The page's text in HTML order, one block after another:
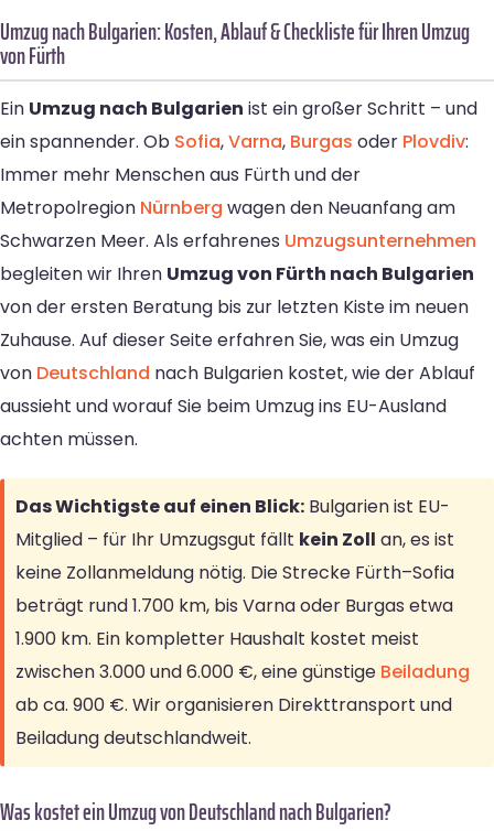
Umzug nach Bulgarien: Kosten, Ablauf & Checkliste für Ihren Umzug
von Fürth
Ein Umzug nach Bulgarien ist ein großer Schritt – und
ein spannender. Ob Sofia,Varna, Burgas oder Plovdiv:
Immer mehr Menschen aus Fürth und der
Metropolregion Nürnberg wagen den Neuanfang am
Schwarzen Meer. Als erfahrenes Umzugsunternehmen
begleiten wir Ihren Umzug von Fürth nach Bulgarien
von der ersten Beratung bis zur letzten Kiste im neuen
Zuhause. Auf dieser Seite erfahren Sie, was ein Umzug
von Deutschland nach Bulgarien kostet, wie der Ablauf
aussieht und worauf Sie beim Umzug ins EU-Ausland
achten müssen.
Das Wichtigste auf einen Blick: Bulgarien ist EU-
Mitglied – für Ihr Umzugsgut fällt kein Zoll an, es ist
keine Zollanmeldung nötig. Die Strecke Fürth–Sofia
beträgt rund 1.700 km, bis Varna oder Burgas etwa
1.900 km. Ein kompletter Haushalt kostet meist
zwischen 3.000 und 6.000 €, eine günstige Beiladung
ab ca. 900 €. Wir organisieren Direkttransport und
Beiladung deutschlandweit.
Was kostet ein Umzug von Deutschland nach Bulgarien?